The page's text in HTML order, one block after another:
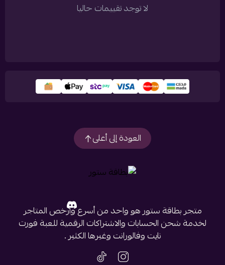
لا توجد تقييمات حاليا
العودة إلى أعلى
متجر بطاقة ستور هو واحد من أسرع وأرخص المتاجر
لخدمة شحن الحسابات والاشتراكات الرقمية للعبة فورت
نايت وفالورانت وغيرها الكثير .